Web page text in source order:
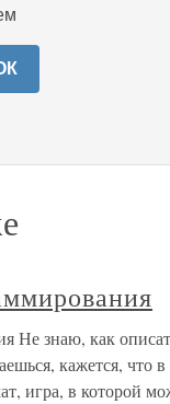
Не знаю, как
кажется, что
игра, в которой